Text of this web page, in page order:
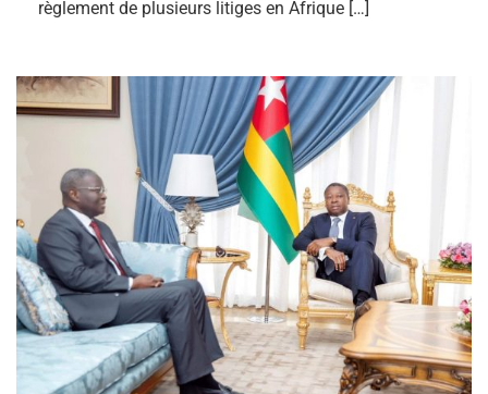
règlement de plusieurs litiges en Afrique […]